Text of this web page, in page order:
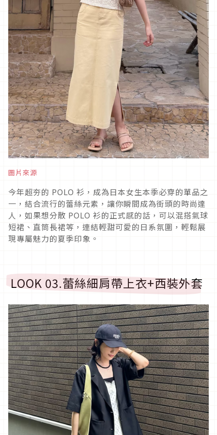
圖片來源
今年超夯的 POLO 衫，成為日本女生本季必穿的單品之
一，結合流行的蕾絲元素，讓你瞬間成為街頭的時尚達
人，如果想分散 POLO 衫的正式感的話，可以混搭氣球
短裙、直筒長裙等，連結輕甜可愛的日系氛圍，輕鬆展
現專屬魅力的夏季印象。
LOOK 03.蕾絲細肩帶上衣+西裝外套